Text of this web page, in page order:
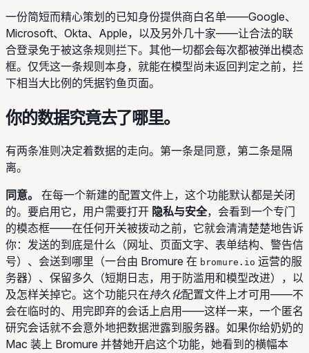
一份简短而精心策划的已知身份提供商白名单——Google、
Microsoft、Okta、Apple，以及另外几十家——让合法的联
合登录免于被这条规则拦下。其他一切都会每次都被弹出模态
框。仅凭这一条规则本身，就能在模型尚未返回判定之前，拦
下相当大比例的凭据钓鱼页面。
你的数据究竟去了哪里。
有两条准则决定着数据的走向。第一条是同意，第二条是隔
离。
同意。
在每一个新建的配置文件上，这个功能默认都是关闭
的。要启用它，用户需要打开 隐私与安全，会看到一个专门
的模态框——在任何开关被拨动之前，它就会清清楚楚地告诉
你：发送的到底是什么（网址、页面文字、表单结构、警告信
号）、会送到哪里（一台由 Bromure 在 bromure.io 运营的服
务器）、保留多久（短期日志，用于防滥用和模型改进），以
及怎样关掉它。这个功能只在持久化配置文件上才可用——不
会在临时的、用完即弃的会话上启用——这样一来，一个匿名
研究会话就不会意外地把数据泄露到服务器。如果你给奶奶的
Mac 装上 Bromure 并替她开启这个功能，她看到的横幅本